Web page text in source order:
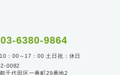
03-6380-9864
：00～17：00 土日祝：休日
0082
千代田区一番町29番地2